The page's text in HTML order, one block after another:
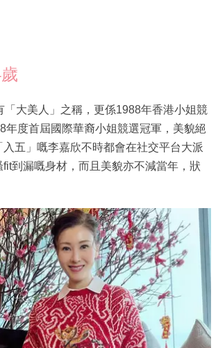
「大美人」之稱，更係1988年香港小姐競
年度首屆國際華裔小姐競選冠軍，美貌絕
五」嘅李嘉欣不時都會在社交平台大派
到漏嘅身材，而且美貌亦不減當年，狀